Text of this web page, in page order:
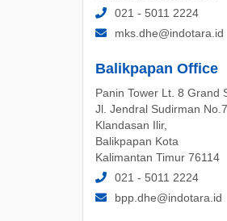
021 - 5011 2224
mks.dhe@indotara.id
Balikpapan Office
Panin Tower Lt. 8 Grand
Jl. Jendral Sudirman No.7
Klandasan Ilir,
Balikpapan Kota
Kalimantan Timur 76114
021 - 5011 2224
bpp.dhe@indotara.id